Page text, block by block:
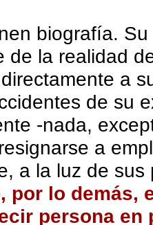
biografía.
de la realidad
a
de su
-nada,
a
a la luz de
por lo demás,
persona